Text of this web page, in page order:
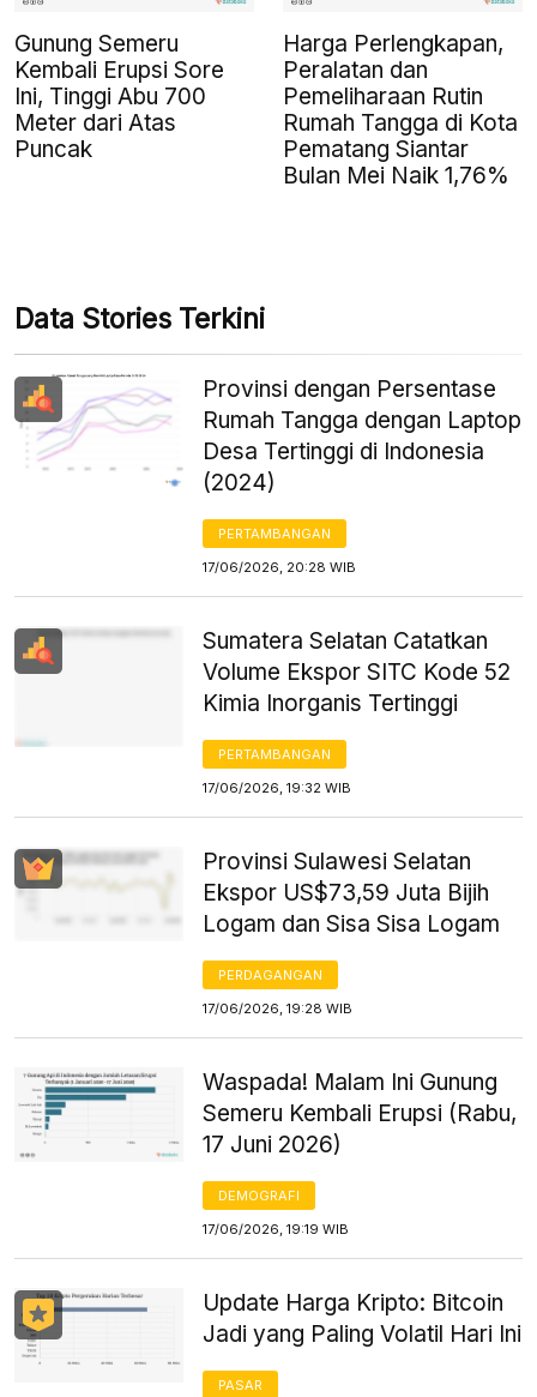
Gunung Semeru
Kembali Erupsi Sore
Ini, Tinggi Abu 700
Meter dari Atas
Puncak
Harga Perlengkapan,
Peralatan dan
Pemeliharaan Rutin
Rumah Tangga di Kota
Pematang Siantar
Bulan Mei Naik 1,76%
Data Stories Terkini
Provinsi dengan Persentase
Rumah Tangga dengan Laptop
Desa Tertinggi di Indonesia
(2024)
PERTAMBANGAN
17/06/2026, 20:28 WIB
Sumatera Selatan Catatkan
Volume Ekspor SITC Kode 52
Kimia Inorganis Tertinggi
PERTAMBANGAN
17/06/2026, 19:32 WIB
Provinsi Sulawesi Selatan
Ekspor US$73,59 Juta Bijih
Logam dan Sisa Sisa Logam
PERDAGANGAN
17/06/2026, 19:28 WIB
Waspada! Malam Ini Gunung
Semeru Kembali Erupsi (Rabu,
17 Juni 2026)
DEMOGRAFI
17/06/2026, 19:19 WIB
Update Harga Kripto: Bitcoin
Jadi yang Paling Volatil Hari Ini
PASAR